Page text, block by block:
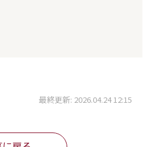
最終更新: 2026.04.24 12:15